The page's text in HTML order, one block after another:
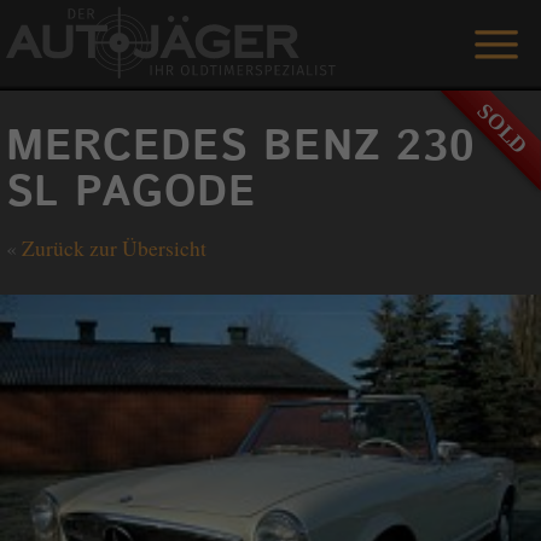
ANGEBOTE
LEISTUNGEN
REFERENZEN
DER AUTOJÄGER
GÄSTEBUCH
KONTAKT
ENGLISH
0 1515 / 466 66 80
MERCEDES BENZ 230
SL PAGODE
« Zurück zur Übersicht